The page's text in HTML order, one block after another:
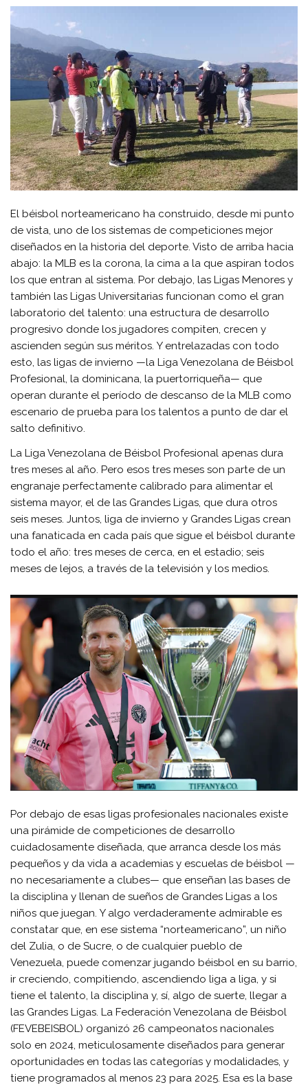
El béisbol norteamericano ha construido, desde mi punto
de vista, uno de los sistemas de competiciones mejor
diseñados en la historia del deporte. Visto de arriba hacia
abajo: la MLB es la corona, la cima a la que aspiran todos
los que entran al sistema. Por debajo, las Ligas Menores y
también las Ligas Universitarias funcionan como el gran
laboratorio del talento: una estructura de desarrollo
progresivo donde los jugadores compiten, crecen y
ascienden según sus méritos. Y entrelazadas con todo
esto, las ligas de invierno —la Liga Venezolana de Béisbol
Profesional, la dominicana, la puertorriqueña— que
operan durante el período de descanso de la MLB como
escenario de prueba para los talentos a punto de dar el
salto definitivo.
La Liga Venezolana de Béisbol Profesional apenas dura
tres meses al año. Pero esos tres meses son parte de un
engranaje perfectamente calibrado para alimentar el
sistema mayor, el de las Grandes Ligas, que dura otros
seis meses. Juntos, liga de invierno y Grandes Ligas crean
una fanaticada en cada país que sigue el béisbol durante
todo el año: tres meses de cerca, en el estadio; seis
meses de lejos, a través de la televisión y los medios.
Por debajo de esas ligas profesionales nacionales existe
una pirámide de competiciones de desarrollo
cuidadosamente diseñada, que arranca desde los más
pequeños y da vida a academias y escuelas de béisbol —
no necesariamente a clubes— que enseñan las bases de
la disciplina y llenan de sueños de Grandes Ligas a los
niños que juegan. Y algo verdaderamente admirable es
constatar que, en ese sistema “norteamericano”, un niño
del Zulia, o de Sucre, o de cualquier pueblo de
Venezuela, puede comenzar jugando béisbol en su barrio,
ir creciendo, compitiendo, ascendiendo liga a liga, y si
tiene el talento, la disciplina y, sí, algo de suerte, llegar a
las Grandes Ligas. La Federación Venezolana de Béisbol
(FEVEBEISBOL) organizó 26 campeonatos nacionales
solo en 2024, meticulosamente diseñados para generar
oportunidades en todas las categorías y modalidades, y
tiene programados al menos 23 para 2025. Esa es la base